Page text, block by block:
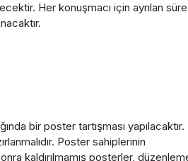
Her konuşmacı için ayrılan süre
bir poster tartışması yapılacaktır.
Poster sahiplerinin
kaldırılmamış posterler,